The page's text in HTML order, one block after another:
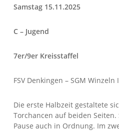
Samstag 15.11.2025
C – Jugend
7er/9er Kreisstaffel
FSV Denkingen – SGM
Die erste Halbzeit gestaltete
Torchancen auf beiden Seiten.
Pause auch in Ordnung. Im